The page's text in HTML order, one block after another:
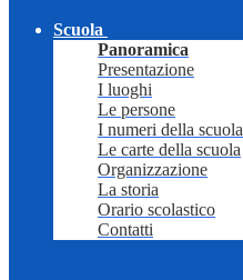
Scuola
Panoramica
Presentazione
I luoghi
Le persone
I numeri della scuola
Le carte della scuola
Organizzazione
La storia
Orario scolastico
Contatti